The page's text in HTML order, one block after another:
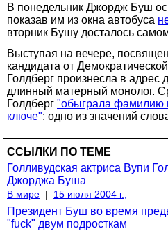
В понедельник Джордж Буш
показав им из окна автобуса
вторник Бушу досталось
Выступая на вечере,
кандидата от
Голдберг произнесла в адрес
длинный матерный монолог.
Голдберг "обыграла фамилию
ключе": одно из значений
ССЫЛКИ ПО ТЕМЕ
Голливудская актриса Вупи
Джорджа Буша
В мире | 15 июля 2004 г.,
Президент Буш во время
"fuck" двум подросткам